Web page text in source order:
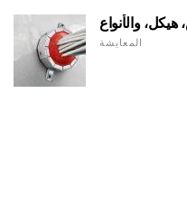
والأنواع
المعايشة